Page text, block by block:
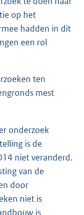
op het
hadden in dit
een rol
ten
mest
onderzoek
is de
niet veranderd.
van de
door
niet is
is